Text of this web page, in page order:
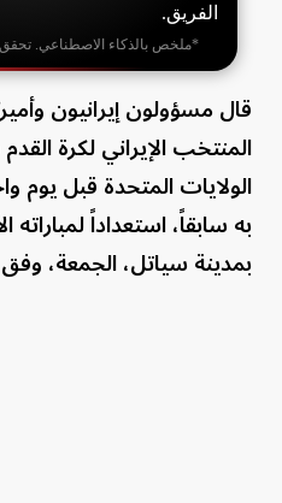
الفريق.
*ملخص بالذكاء الاصطناعي.
قال مسؤولون إيرانيون
المنتخب الإيراني لكرة
الولايات المتحدة قبل يوم
به سابقاً، استعداداً
بمدينة سياتل، الجمعة،